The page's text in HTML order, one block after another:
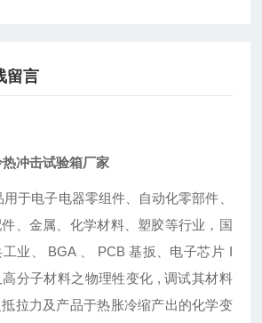
留言
冲击试验箱厂家
用于电子电器零组件、自动化零部件、
、金属、化学材料、塑胶等行业，国
业、 BGA 、 PCB 基扳、电子芯片 I
分子材料之物理牲变化 , 调试其材料
拉力及产品于热胀冷缩产出的化学变